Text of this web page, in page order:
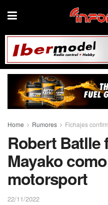
Home Rumores Fichajes
Robert Batlle
Mayako
motorsport
22/11/2022